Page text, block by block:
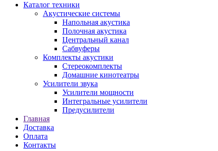
Каталог техники
Акустические системы
Напольная акустика
Полочная акустика
Центральный канал
Сабвуферы
Комплекты акустики
Стереокомплекты
Домашние кинотеатры
Усилители звука
Усилители мощности
Интегральные усилители
Предусилители
Главная
Доставка
Оплата
Контакты